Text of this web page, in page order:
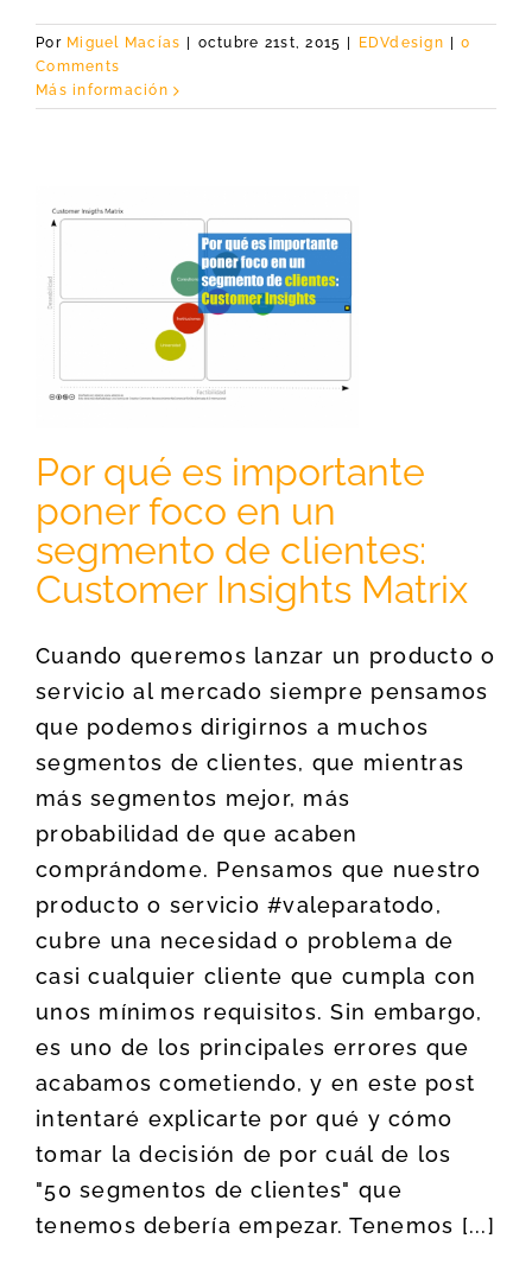
Por Miguel Macías octubre 21st, 2015 EDVdesign
0
Comments
Más información
Por qué es importante
poner foco en un
segmento de clientes:
Customer Insights Matrix
Cuando queremos lanzar un producto o
servicio al mercado siempre pensamos
que podemos dirigirnos a muchos
segmentos de clientes, que mientras
más segmentos mejor, más
probabilidad de que acaben
comprándome. Pensamos que nuestro
producto o servicio #valeparatodo,
cubre una necesidad o problema de
casi cualquier cliente que cumpla con
unos mínimos requisitos. Sin embargo,
es uno de los principales errores que
acabamos cometiendo, y en este post
intentaré explicarte por qué y cómo
tomar la decisión de por cuál de los
"50 segmentos de clientes" que
tenemos debería empezar. Tenemos [...]